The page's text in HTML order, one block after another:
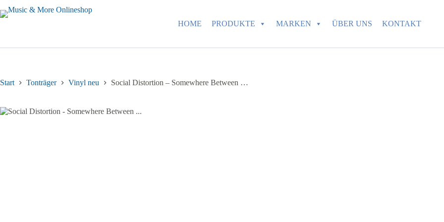
Inhalt
HOME PRODUKTE MARKEN ÜBER UNS KONTAKT
Start Tonträger Vinyl neu Social Distortion – Somewhere Between …